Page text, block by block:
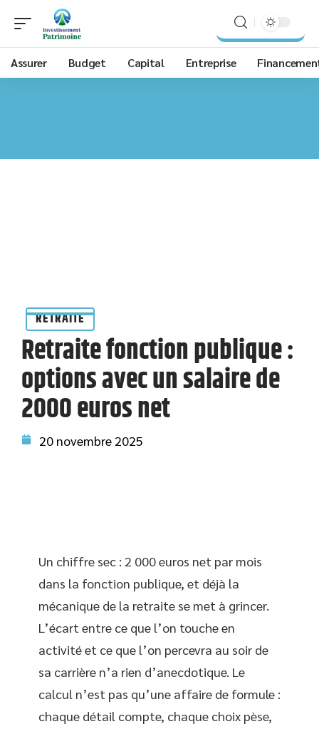
Assurer Budget Capital Entreprise
RETRAITE
Retraite fonction publique :
options avec un salaire de
2000 euros net
20 novembre 2025
Un chiffre sec : 2 000 euros net par mois
dans la fonction publique, et déjà la
mécanique de la retraite se met à grincer.
L’écart entre ce que l’on touche en
activité et ce que l’on percevra au soir de
sa carrière n’a rien d’anecdotique. Le
calcul n’est pas qu’une affaire de formule :
chaque détail compte, chaque choix pèse,